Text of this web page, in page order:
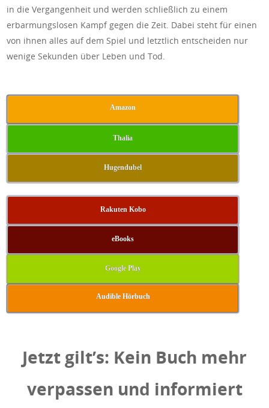
in die Vergangenheit und werden schließlich zu einem
erbarmungslosen Kampf gegen die Zeit. Dabei steht für einen
von ihnen alles auf dem Spiel und letztlich entscheiden nur
wenige Sekunden über Leben und Tod.
Amazon
Thalia
Hugendubel
Rakuten Kobo
eBooks
Google Play
Audible Hörbuch
Jetzt gilt’s: Kein Buch mehr
verpassen und informiert